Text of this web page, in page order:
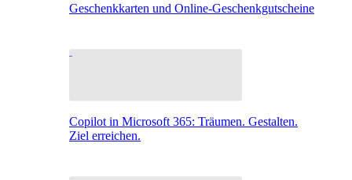
Geschenkkarten und Online-Geschenkgutscheine
Copilot in Microsoft 365: Träumen. Gestalten.
Ziel erreichen.